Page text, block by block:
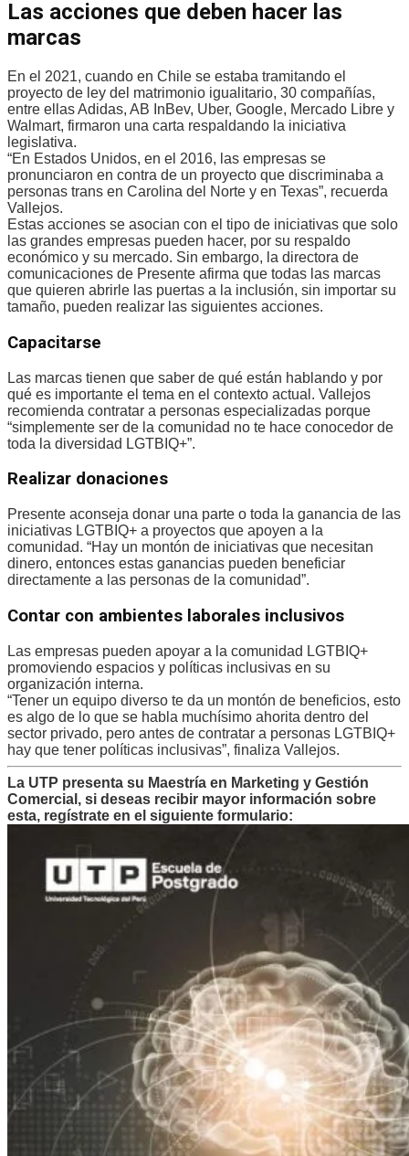
Las acciones que deben hacer las
marcas
En el 2021, cuando en Chile se estaba tramitando el
proyecto de ley del matrimonio igualitario, 30 compañías,
entre ellas Adidas, AB InBev, Uber, Google, Mercado Libre y
Walmart, firmaron una carta respaldando la iniciativa
legislativa.
“En Estados Unidos, en el 2016, las empresas se
pronunciaron en contra de un proyecto que discriminaba a
personas trans en Carolina del Norte y en Texas”, recuerda
Vallejos.
Estas acciones se asocian con el tipo de iniciativas que solo
las grandes empresas pueden hacer, por su respaldo
económico y su mercado. Sin embargo, la directora de
comunicaciones de Presente afirma que todas las marcas
que quieren abrirle las puertas a la inclusión, sin importar su
tamaño, pueden realizar las siguientes acciones.
Capacitarse
Las marcas tienen que saber de qué están hablando y por
qué es importante el tema en el contexto actual. Vallejos
recomienda contratar a personas especializadas porque
“simplemente ser de la comunidad no te hace conocedor de
toda la diversidad LGTBIQ+”.
Realizar donaciones
Presente aconseja donar una parte o toda la ganancia de las
iniciativas LGTBIQ+ a proyectos que apoyen a la
comunidad. “Hay un montón de iniciativas que necesitan
dinero, entonces estas ganancias pueden beneficiar
directamente a las personas de la comunidad”.
Contar con ambientes laborales inclusivos
Las empresas pueden apoyar a la comunidad LGTBIQ+
promoviendo espacios y políticas inclusivas en su
organización interna.
“Tener un equipo diverso te da un montón de beneficios, esto
es algo de lo que se habla muchísimo ahorita dentro del
sector privado, pero antes de contratar a personas LGTBIQ+
hay que tener políticas inclusivas”, finaliza Vallejos.
La UTP presenta su Maestría en Marketing y Gestión
Comercial, si deseas recibir mayor información sobre
esta, regístrate en el siguiente formulario: